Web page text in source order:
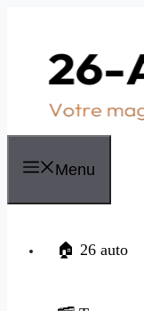
Menu
🏠 26 auto